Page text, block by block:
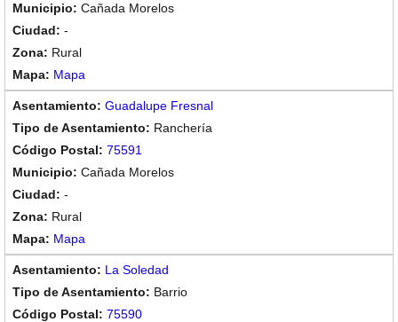
Cañada Morelos
-
Rural
Mapa
Guadalupe Fresnal
Ranchería
75591
Cañada Morelos
-
Rural
Mapa
La Soledad
Barrio
75590